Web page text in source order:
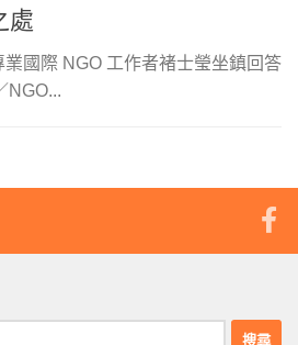
處
業國際 NGO 工作者褚士瑩坐鎮回答
NGO...